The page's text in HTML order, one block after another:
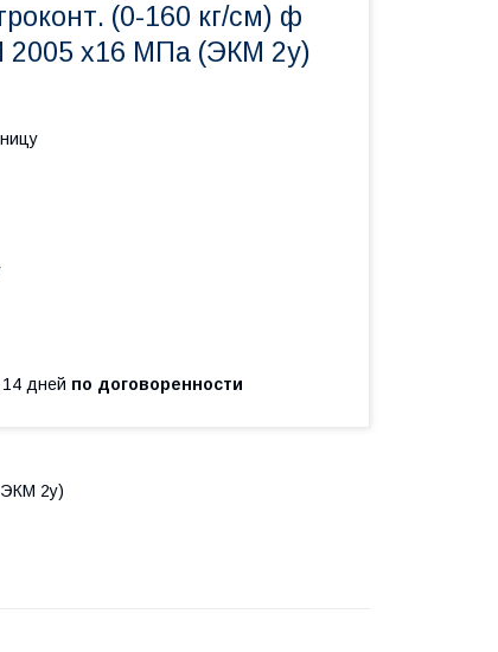
(0-160 кг/см) ф
2005 х16 МПа (ЭКМ 2у)
14 дней по договоренности
2у)